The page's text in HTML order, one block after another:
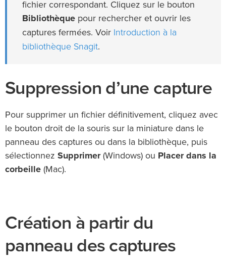
fichier correspondant. Cliquez sur le bouton
Bibliothèque pour rechercher et ouvrir les
captures fermées. Voir Introduction à la
bibliothèque Snagit.
Suppression d’une capture
Pour supprimer un fichier définitivement, cliquez avec
le bouton droit de la souris sur la miniature dans le
panneau des captures ou dans la bibliothèque, puis
sélectionnez Supprimer(Windows) ou Placer dans la
corbeille (Mac).
Création à partir du
panneau des captures